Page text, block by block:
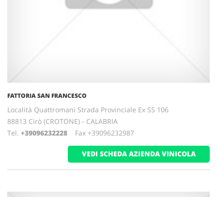
FATTORIA SAN FRANCESCO
Località Quattromani Strada Provinciale Ex SS 106
88813 Cirò (CROTONE) - CALABRIA
Tel. +39096232228 Fax +39096232987
VEDI SCHEDA AZIENDA VINICOLA